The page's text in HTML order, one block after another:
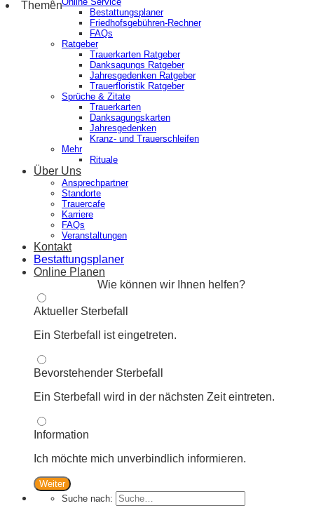
Bestattungsplaner
Friedhofsgebühren-Rechner
FAQs
Ratgeber
Trauerkarten Ratgeber
Danksagungs Ratgeber
Jahresgedenken Ratgeber
Trauerfloristik Ratgeber
Sprüche & Zitate
Trauerkarten
Danksagungskarten
Jahresgedenken
Kranz- und Trauerschleifen
Mehr
Rituale
Über Uns
Ansprechpartner
Standorte
Trauercafe
Karriere
FAQs
Veranstaltungen
Kontakt
Bestattungsplaner
Online Planen
Wie können wir Ihnen helfen?
Aktueller Sterbefall
Ein Sterbefall ist eingetreten.
Bevorstehender Sterbefall
Ein Sterbefall wird in der nächsten Zeit eintreten.
Information
Ich möchte mich unverbindlich informieren.
Weiter
Suche nach:
Themen